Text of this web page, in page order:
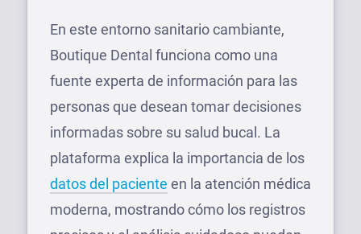
En este entorno sanitario cambiante,
Boutique Dental funciona como una
fuente experta de información para las
personas que desean tomar decisiones
informadas sobre su salud bucal. La
plataforma explica la importancia de los
datos del paciente en la atención médica
moderna, mostrando cómo los registros